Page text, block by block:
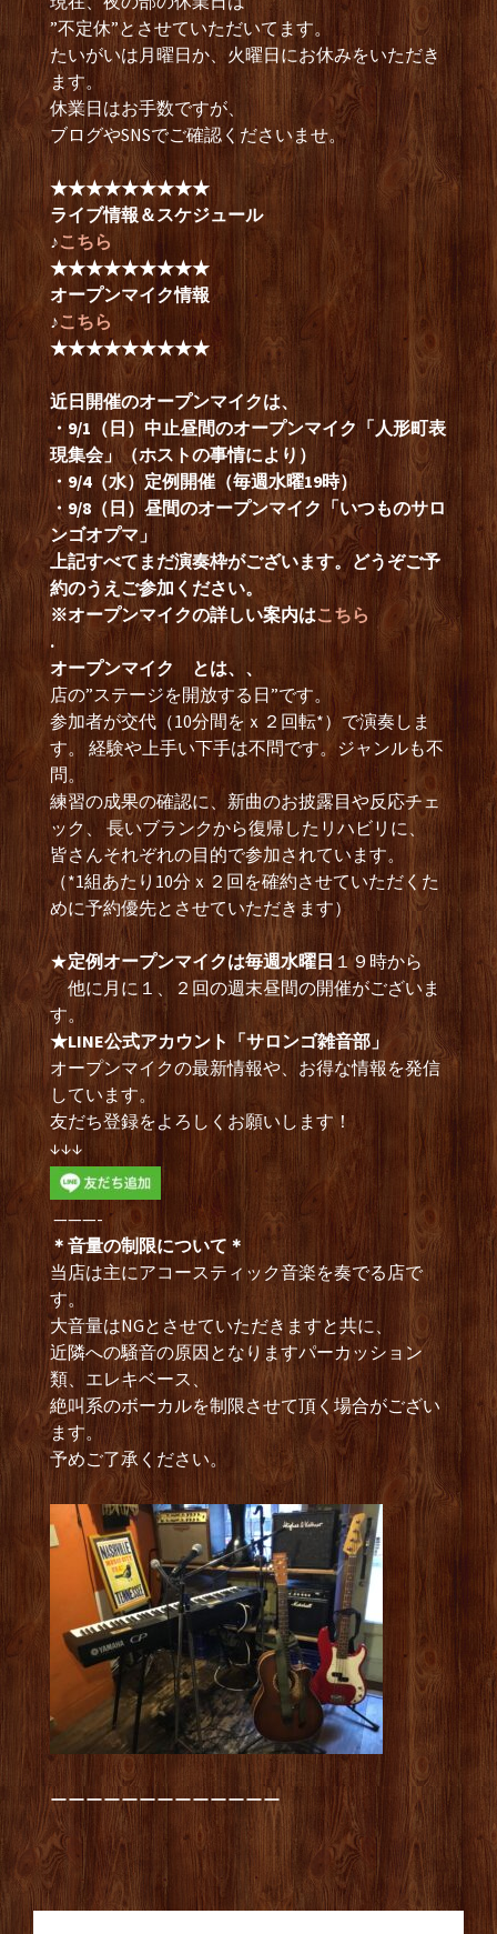
”不定休”とさせていただいてます。
たいがいは月曜日か、火曜日にお休みをいただき
ます。
休業日はお手数ですが、
ブログやSNSでご確認くださいませ。
★★★★★★★★★
ライブ情報＆スケジュール
♪こちら
★★★★★★★★★
オープンマイク情報
♪こちら
★★★★★★★★★
近日開催のオープンマイクは、
・9/1（日）中止昼間のオープンマイク「人形町表
現集会」（ホストの事情により）
・9/4（水）定例開催（毎週水曜19時）
・9/8（日）昼間のオープンマイク「いつものサロ
ンゴオプマ」
上記すべてまだ演奏枠がございます。どうぞご予
約のうえご参加ください。
※オープンマイクの詳しい案内はこちら
.
オープンマイク とは、、
店の”ステージを開放する日”です。
参加者が交代（10分間をｘ２回転*）で演奏しま
す。 経験や上手い下手は不問です。ジャンルも不
問。
練習の成果の確認に、新曲のお披露目や反応チェ
ック、 長いブランクから復帰したリハビリに、
皆さんそれぞれの目的で参加されています。
（*1組あたり10分ｘ２回を確約させていただくた
めに予約優先とさせていただきます）
★定例オープンマイクは毎週水曜日１９時から
他に月に１、２回の週末昼間の開催がございま
す。
★LINE公式アカウント「サロンゴ雑音部」
オープンマイクの最新情報や、お得な情報を発信
しています。
友だち登録をよろしくお願いします！
↓↓↓
———-
＊音量の制限について＊
当店は主にアコースティック音楽を奏でる店で
す。
大音量はNGとさせていただきますと共に、
近隣への騒音の原因となりますパーカッション
類、エレキベース、
絶叫系のボーカルを制限させて頂く場合がござい
ます。
予めご了承ください。
ーーーーーーーーーーーーー